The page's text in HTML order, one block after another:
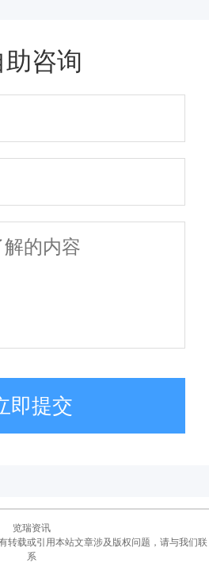
助咨询
即提交
览瑞资讯
转载或引用本站文章涉及版权问题，请与我们联
系